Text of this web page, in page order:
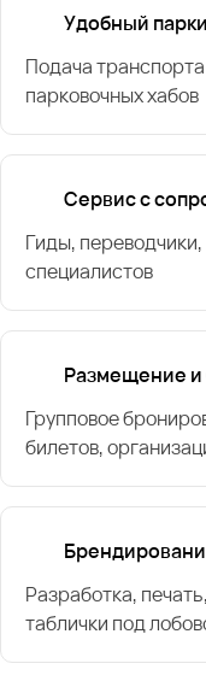
Удобный
Подача
парковочных хабов
Сервис с
Гиды,
специалистов
Размещение и
Групповое
билетов,
Разработка,
таблички под